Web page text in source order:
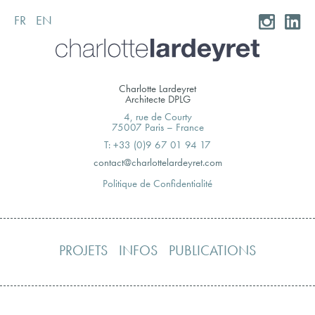
Skip
to
FR EN
Charlotte Lardeyret
Architecte DPLG
4, rue de Courty
75007 Paris – France
T: +33 (0)9 67 01 94 17
moc.teryedralettolrahc@tcatnoc
Politique de Confidentialité
PROJETS INFOS PUBLICATIONS